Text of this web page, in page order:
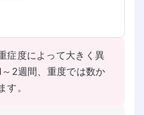
症度によって大きく異
2週間、重度では数か
す。